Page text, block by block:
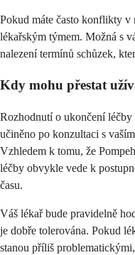
Pokud máte často konflikty v
lékařským týmem. Možná s
nalezení termínů schůzek,
Kdy mohu přestat
Rozhodnutí o ukončení
učiněno po konzultaci s
Vzhledem k tomu, že
léčby obvykle vede k
času.
Váš lékař bude pravidelně
je dobře tolerována. Pokud
stanou příliš